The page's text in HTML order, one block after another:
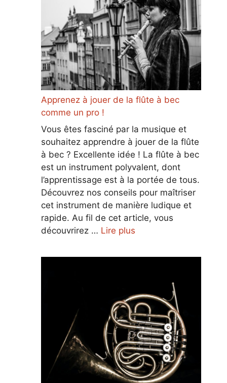
Apprenez à jouer de la flûte à bec
comme un pro !
Vous êtes fasciné par la musique et
souhaitez apprendre à jouer de la flûte
à bec ? Excellente idée ! La flûte à bec
est un instrument polyvalent, dont
l’apprentissage est à la portée de tous.
Découvrez nos conseils pour maîtriser
cet instrument de manière ludique et
rapide. Au fil de cet article, vous
découvrirez … Lire plus